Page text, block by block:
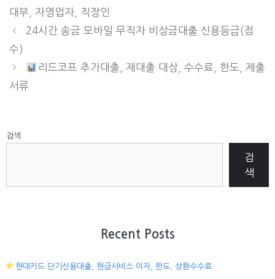
대부
자영업자
직장인
24시간 송금 모바일 무직자 비상금대출 신용등급(점
수)
리드코프 추가대출, 재대출 대상, 수수료, 한도, 제출
서류
검색
검
색
Recent Posts
현대카드 단기신용대출, 현금서비스 이자, 한도, 상환수수료